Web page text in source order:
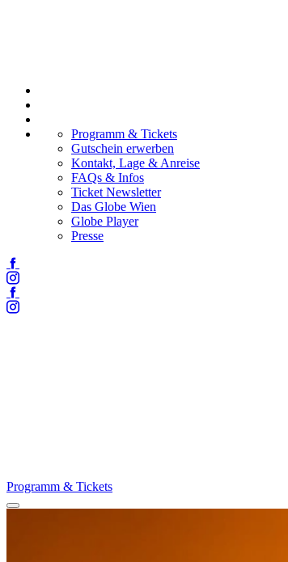
Programm & Tickets
Gutschein erwerben
Kontakt, Lage & Anreise
FAQs & Infos
Ticket Newsletter
Das Globe Wien
Globe Player
Presse
Facebook
Instagram
Facebook
Instagram
Programm & Tickets
Menü